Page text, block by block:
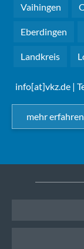
Vaihingen
Eberdingen
Landkreis
info[at]vkz.de |
mehr erfahren